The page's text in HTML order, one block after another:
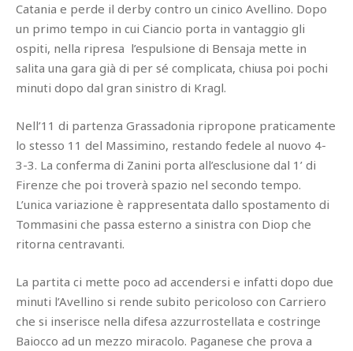
Catania e perde il derby contro un cinico Avellino. Dopo
un primo tempo in cui Ciancio porta in vantaggio gli
ospiti, nella ripresa l’espulsione di Bensaja mette in
salita una gara già di per sé complicata, chiusa poi pochi
minuti dopo dal gran sinistro di Kragl.
Nell’11 di partenza Grassadonia ripropone praticamente
lo stesso 11 del Massimino, restando fedele al nuovo 4-
3-3. La conferma di Zanini porta all’esclusione dal 1’ di
Firenze che poi troverà spazio nel secondo tempo.
L’unica variazione è rappresentata dallo spostamento di
Tommasini che passa esterno a sinistra con Diop che
ritorna centravanti.
La partita ci mette poco ad accendersi e infatti dopo due
minuti l’Avellino si rende subito pericoloso con Carriero
che si inserisce nella difesa azzurrostellata e costringe
Baiocco ad un mezzo miracolo. Paganese che prova a